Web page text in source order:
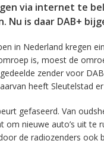
via internet te
Nu is daar DAB+
in Nederland kregen
is, moest de
zender voor
heeft Sleutelstad
gefaseerd. Van
om nieuwe auto’s uit
de radiozenders ook